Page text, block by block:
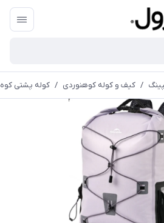
/ کیف و کوله کوهنوردی / کوله پشتی